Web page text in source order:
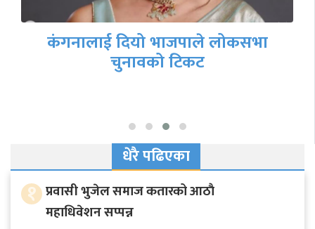
दिल्लीका मुख्यमन्त्री अरविन्द केजरीवाल
पक्राउ
धेरै पढिएका
१ प्रवासी भुजेल समाज कतारको आठाै
महाधिवेशन सप्पन्न